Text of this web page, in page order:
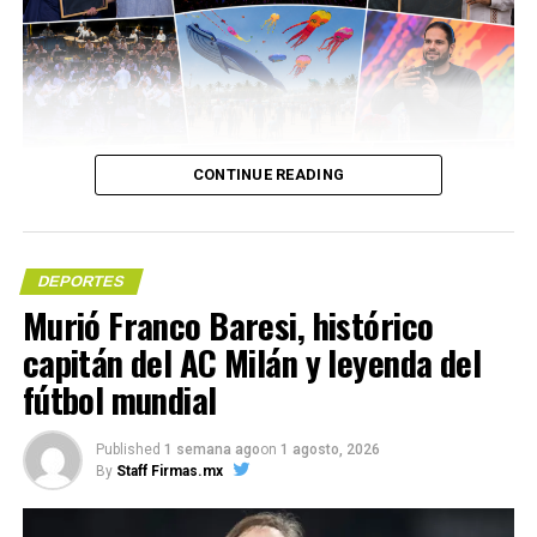
Compártelo:
(más…)
Compártelo:
CONTINUE READING
DEPORTES
Murió Franco Baresi, histórico
capitán del AC Milán y leyenda del
fútbol mundial
Published 1 semana agoon 1 agosto, 2026
By Staff Firmas.mx